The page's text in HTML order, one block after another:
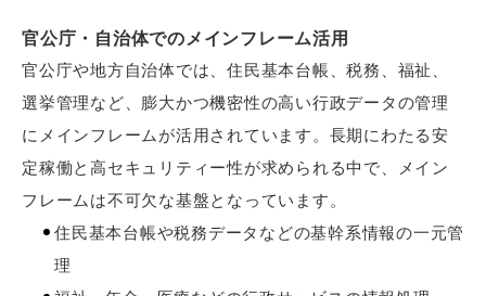
官公庁・自治体でのメインフレーム活用
官公庁や地方自治体では、住民基本台帳、税務、福祉、
選挙管理など、膨大かつ機密性の高い行政データの管理
にメインフレームが活用されています。長期にわたる安
定稼働と高セキュリティー性が求められる中で、メイン
フレームは不可欠な基盤となっています。
住民基本台帳や税務データなどの基幹系情報の一元管
理